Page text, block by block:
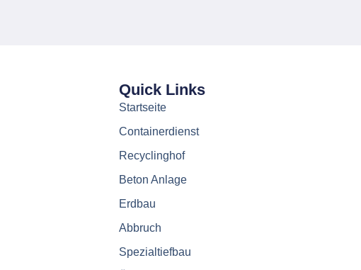
Quick Links
Startseite
Containerdienst
Recyclinghof
Beton Anlage
Erdbau
Abbruch
Spezialtiefbau